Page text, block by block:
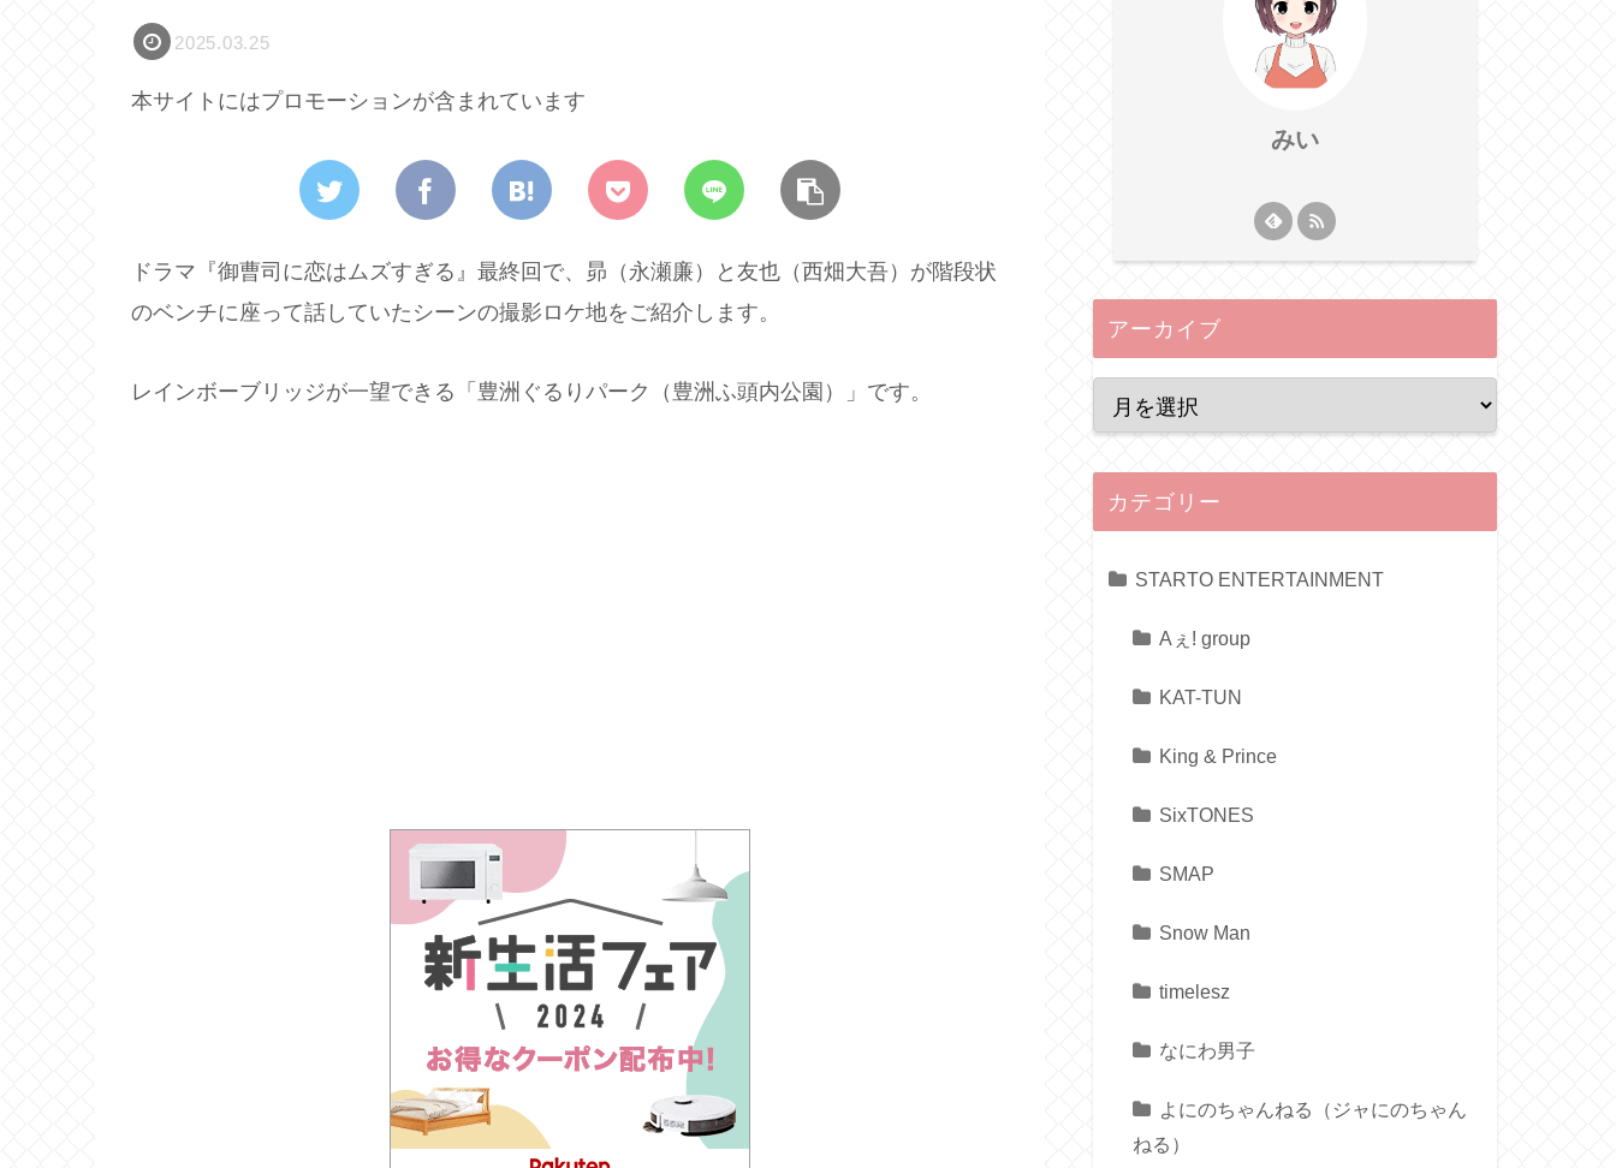
2025.03.25
本サイトにはプロモーションが含まれています
ドラマ『御曹司に恋はムズすぎる』最終回で、昴（永瀬廉）と友也（西畑大吾）が階段状
のベンチに座って話していたシーンの撮影ロケ地をご紹介します。
レインボーブリッジが一望できる「豊洲ぐるりパーク（豊洲ふ頭内公園）」です。
みい
アーカイブ
カテゴリー
STARTO ENTERTAINMENT
Aぇ! group
KAT-TUN
King & Prince
SixTONES
SMAP
Snow Man
timelesz
なにわ男子
よにのちゃんねる（ジャにのちゃん
ねる）